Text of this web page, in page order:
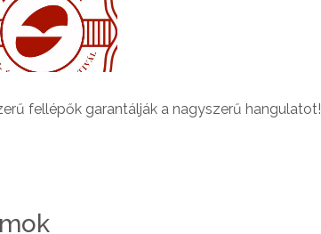
fellépők garantálják a nagyszerű hangulatot!